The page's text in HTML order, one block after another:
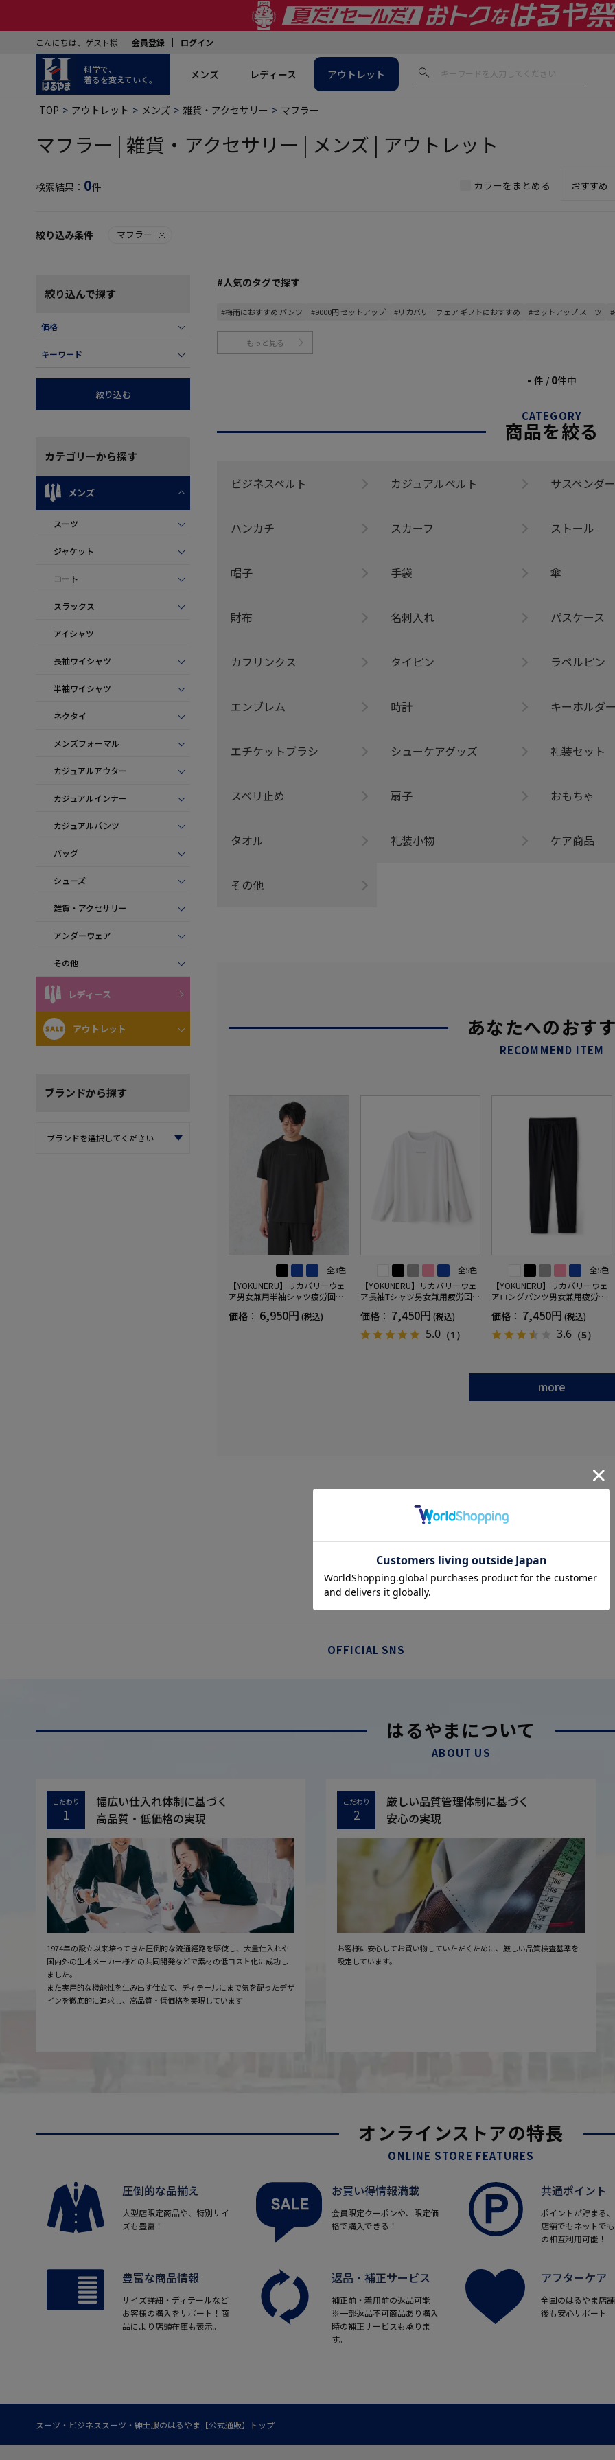
こんにちは、ゲスト様 会員登録 ログイン
科学で、
着るを変えていく。
メンズ レディース アウトレット
TOP アウトレット メンズ 雑貨・アクセサリー マフラー
マフラー | 雑貨・アクセサリー | メンズ | アウトレット
検索結果： 0件 カラーをまとめる
絞り込み条件 マフラー
絞り込んで探す
価格
キーワード
絞り込む
カテゴリーから探す
メンズ
スーツ
ジャケット
コート
スラックス
アイシャツ
長袖ワイシャツ
半袖ワイシャツ
ネクタイ
メンズフォーマル
カジュアルアウター
カジュアルインナー
カジュアルパンツ
バッグ
シューズ
雑貨・アクセサリー
アンダーウェア
その他
レディース
アウトレット
ブランドから探す
#人気のタグで探す
#梅雨におすすめ パンツ #9000円 セットアップ #リカバリーウェア ギフトにおすすめ #セットアップ スーツ
もっと見る
- 件 / 0件中
CATEGORY
商品を絞る
ビジネスベルト カジュアルベルト サスペンダー
ハンカチ スカーフ ストール
帽子 手袋 傘
財布 名刺入れ パスケース
カフリンクス タイピン ラペルピン
エンブレム 時計 キーホルダ
エチケットブラシ シューケアグッズ 礼装セット
スベリ止め 扇子 おもちゃ
タオル 礼装小物 ケア商品
その他
あなたへのおす
RECOMMEND ITEM
全3色
【YOKUNERU】リカバリーウェ
ア男女兼用半袖シャツ疲労回復
(R)【一般医療機器】SS～LLサイ
価格： 6,950円 (税込)
全5色
【YOKUNERU】リカバリーウェ
ア長袖Tシャツ男女兼用疲労回復
(R)【一般医療機器】SS～LLサイ
ズ
価格： 7,450円 (税込)
5.0（1）
全5色
【YOKUNERU】リカバリーウェ
アロングパンツ男女兼用疲労回
IX(R)【一般医療機器】SS～LLサ
イズ
価格： 7,450円 (税込)
3.6 （5）
more
OFFICIAL SNS
はるやまについて
ABOUT US
こだわり
1
幅広い仕入れ体制に基づく
高品質・低価格の実現
1974年の設立以来培ってきた圧倒的な流通経路を駆使し、大量仕入れや
国内外の生地メーカー様との共同開発などで素材の低コスト化に成功し
ました。
また実用的な機能性を生み出す仕立て、ディテールにまで気を配ったデザ
インを徹底的に追求し、高品質・低価格を実現しています
こだわり
2
厳しい品質管理体制に基づく
安心の実現
お客様に安心してお買い物していただくために、厳しい品質検査基準を
設定しています。
オンラインストアの特長
ONLINE STORE FEATURES
圧倒的な品揃え
大型店限定商品や、特別サイ
ズも豊富！
お買い得情報満載
会員限定クーポンや、限定価
格で購入できる！
共通ポイント
ポイントが貯まる
店舗でもネットで
の相互利用可能！
豊富な商品情報
サイズ詳細・ディテールなど
お客様の購入をサポート！商
品により店頭在庫も表示。
返品・補正サービス
補正前・着用前の返品可能
※一部返品不可商品あり購入
時の補正サービスも承りま
す。
アフターケア
全国のはるやま店
後も安心サポート
スーツ・ビジネススーツ・紳士服のはるやま【公式通販】トップ